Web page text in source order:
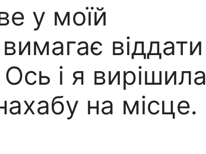
у моїй
віддати
і я вирішила
на місце.